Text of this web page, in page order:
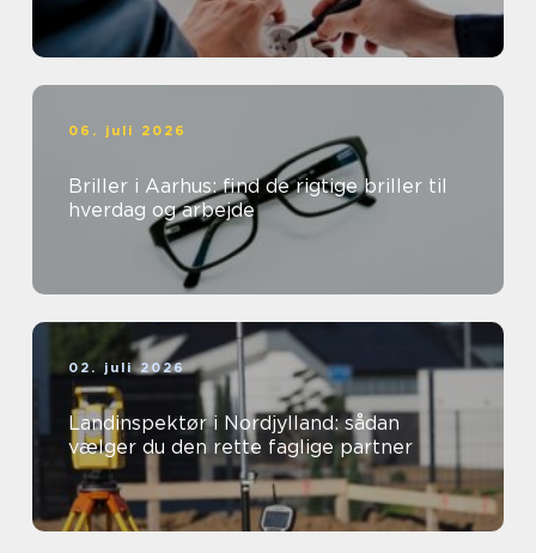
06. juli 2026
Briller i Aarhus: find de rigtige briller til
hverdag og arbejde
02. juli 2026
Landinspektør i Nordjylland: sådan
vælger du den rette faglige partner